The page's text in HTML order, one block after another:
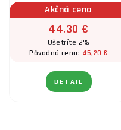
Akčná cena
44,30 €
Ušetríte 2%
Pôvodná cena:45,20 €
DETAIL